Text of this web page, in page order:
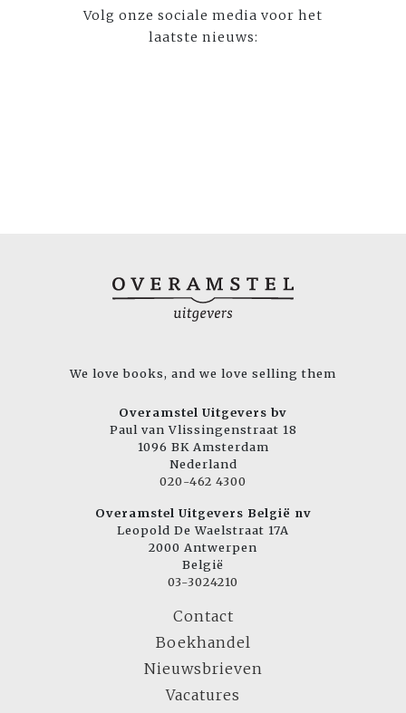
Volg onze sociale media voor het
laatste nieuws:
We love books, and we love selling them
Overamstel Uitgevers bv
Paul van Vlissingenstraat 18
1096 BK Amsterdam
Nederland
020-462 4300
Overamstel Uitgevers België nv
Leopold De Waelstraat 17A
2000 Antwerpen
België
03-3024210
Contact
Boekhandel
Nieuwsbrieven
Vacatures